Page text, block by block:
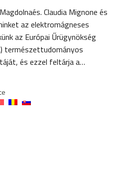
Claudia Mignone és
az elektromágneses
az Európai Űrügynökség
természettudományos
és ezzel feltárja a…